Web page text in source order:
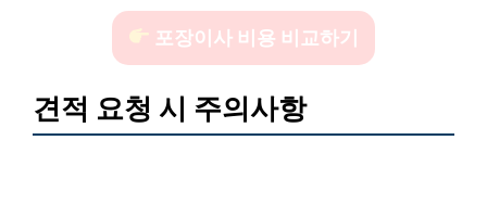
포장이사 비용 비교하기
견적 요청 시 주의사항